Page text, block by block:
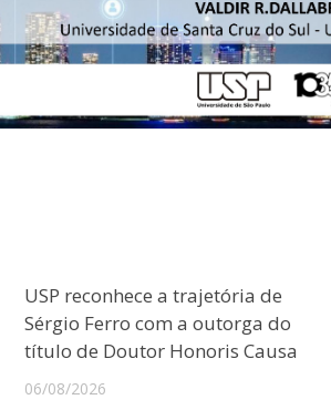
USP reconhece a trajetória de
Sérgio Ferro com a outorga do
título de Doutor Honoris Causa
06/08/2026